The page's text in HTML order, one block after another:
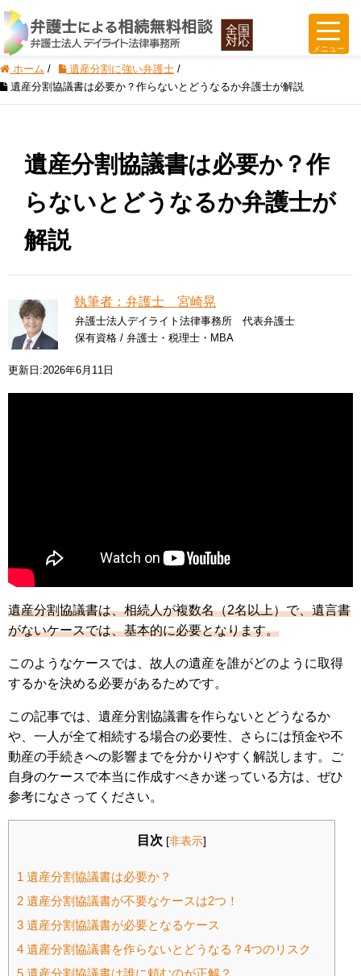
ホーム / 遺産分割に強い弁護士 /
遺産分割協議書は必要か？作らないとどうなるか弁護士が解説
遺産分割協議書は必要か？作
らないとどうなるか弁護士が
解説
執筆者：弁護士 宮崎晃
弁護士法人デイライト法律事務所 代表弁護士
保有資格 / 弁護士・税理士・MBA
更新日:2026年6月11日
遺産分割協議書は、相続人が複数名（2名以上）で、遺言書
がないケースでは、基本的に必要となります。
このようなケースでは、故人の遺産を誰がどのように取得
するかを決める必要があるためです。
この記事では、遺産分割協議書を作らないとどうなるか
や、一人が全て相続する場合の必要性、さらには預金や不
動産の手続きへの影響までを分かりやすく解説します。ご
自身のケースで本当に作成すべきか迷っている方は、ぜひ
参考になさってください。
目次 [非表示]
1 遺産分割協議書は必要か？
2 遺産分割協議書が不要なケースは2つ！
3 遺産分割協議書が必要となるケース
4 遺産分割協議書を作らないとどうなる？4つのリスク
5 遺産分割協議書は誰に頼むのが正解？